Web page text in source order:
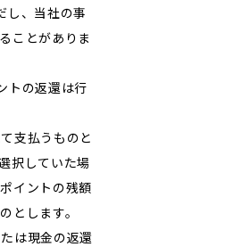
し、当社の事
ことがありま
トの返還は行
支払うものと
択していた場
イントの残額
とします。
は現金の返還